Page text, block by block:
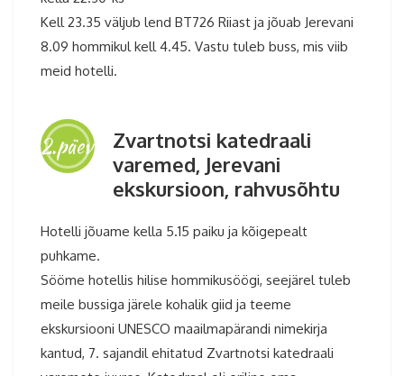
Kell 23.35 väljub lend BT726 Riiast ja jõuab Jerevani
8.09 hommikul kell 4.45. Vastu tuleb buss, mis viib
meid hotelli.
2.päev
Zvartnotsi katedraali
varemed, Jerevani
ekskursioon, rahvusõhtu
Hotelli jõuame kella 5.15 paiku ja kõigepealt
puhkame.
Sööme hotellis hilise hommikusöögi, seejärel tuleb
meile bussiga järele kohalik giid ja teeme
ekskursiooni UNESCO maailmapärandi nimekirja
kantud, 7. sajandil ehitatud Zvartnotsi katedraali